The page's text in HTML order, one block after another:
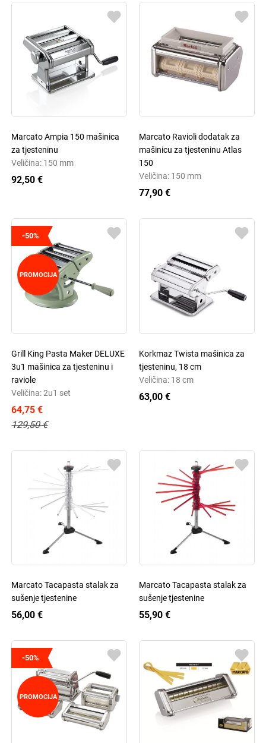
Marcato Ampia 150 mašinica
za tjesteninu
Veličina: 150 mm
92,50 €
Marcato Ravioli dodatak za
mašinicu za tjesteninu Atlas
150
Veličina: 150 mm
77,90 €
-50%
PROMOCIJA
Grill King Pasta Maker DELUXE
3u1 mašinica za tjesteninu i
raviole
Veličina: 2u1 set
64,75 €
129,50 €
Korkmaz Twista mašinica za
tjesteninu, 18 cm
Veličina: 18 cm
63,00 €
Marcato Tacapasta stalak za
sušenje tjestenine
56,00 €
Marcato Tacapasta stalak za
sušenje tjestenine
55,90 €
-50%
PROMOCIJA